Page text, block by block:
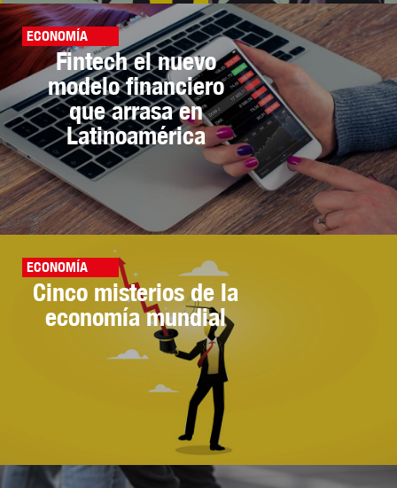
ECONOMÍA
Fintech el nuevo
modelo financiero
que arrasa en
Latinoamérica
ECONOMÍA
Cinco misterios de la
economía mundial